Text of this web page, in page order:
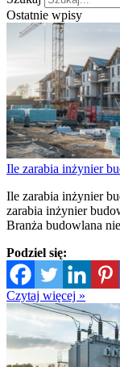
Ostatnie wpisy
Ile zarabia inżynier
Ile zarabia inżynier
zarabia inżynier
Branża budowlana
Podziel się:
Czytaj więcej »